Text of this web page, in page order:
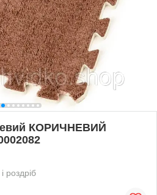
КОРИЧНЕВИЙ
роздріб